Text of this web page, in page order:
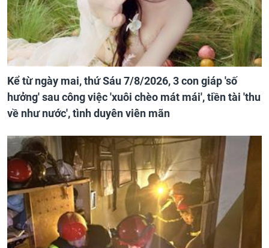
Kể từ ngày mai, thứ Sáu 7/8/2026, 3 con giáp 'số
hưởng' sau công việc 'xuôi chèo mát mái', tiền tài 'thu
về như nước', tình duyên viên mãn